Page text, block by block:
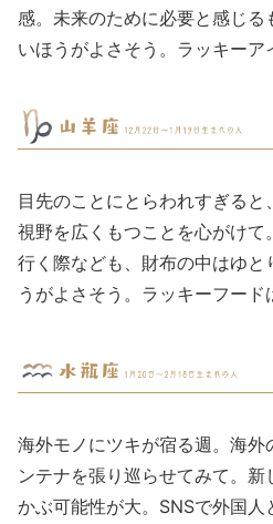
感。未来のために必要と感じ
いほうがよさそう。ラッキーア
目先のことにとらわれすぎると
視野を広くもつことを心がけて
行く際なども、財布の中はゆと
うがよさそう。ラッキーフード
海外モノにツキが宿る週。海
ンテナを張り巡らせてみて。
かぶ可能性が大。SNSで外国人